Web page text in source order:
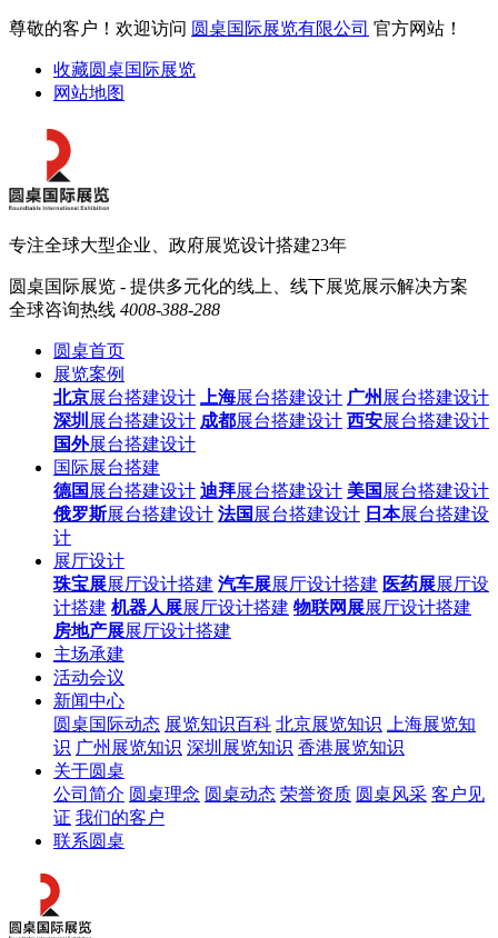
尊敬的客户！欢迎访问 圆桌国际展览有限公司 官方网站！
收藏圆桌国际展览
网站地图
专注全球大型企业、政府展览设计搭建23年
圆桌国际展览 - 提供多元化的线上、线下展览展示解决方案
全球咨询热线 4008-388-288
圆桌首页
展览案例
北京展台搭建设计 上海展台搭建设计 广州 展台搭建设计
深圳 展台搭建设计 成都展台搭建设计 西安展台搭建设计
国外展台搭建设计
国际展台搭建
德国 展台搭建设计 迪拜展台搭建设计 美国 展台搭建设计
俄罗斯展台搭建设计 法国 展台搭建设计 日本展台搭建设
计
展厅设计
珠宝展展厅设计搭建 汽车展展厅设计搭建 医药展展厅设
计搭建 机器人展展厅设计搭建 物联网展展厅设计搭建
房地产展展厅设计搭建
主场承建
活动会议
新闻中心
圆桌国际动态 展览知识百科 北京展览知识
上海展览知
识 广州展览知识 深圳展览知识 香港展览知识
关于圆桌
公司简介 圆桌理念 圆桌动态 荣誉资质 圆桌风采 客户见
证 我们的客户
联系圆桌